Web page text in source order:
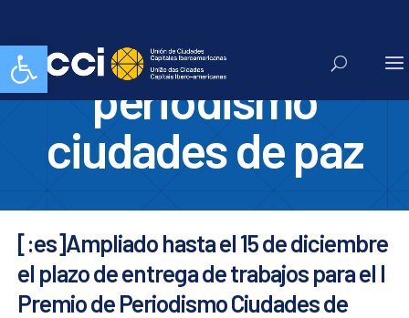
Abrir barra de herramientasi premio de
periodismo
ciudades de paz
[:es]Ampliado hasta el 15 de diciembre
el plazo de entrega de trabajos para el I
Premio de Periodismo Ciudades de